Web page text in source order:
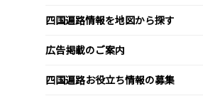
四国遍路情報を地図から探す
広告掲載のご案内
四国遍路お役立ち情報の募集